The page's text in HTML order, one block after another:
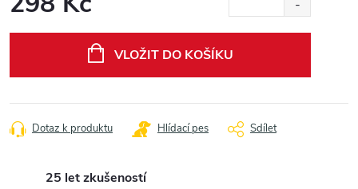
VLOŽIT DO KOŠÍKU
Dotaz k produktu Hlídací pes Sdílet
25 let zkušeností